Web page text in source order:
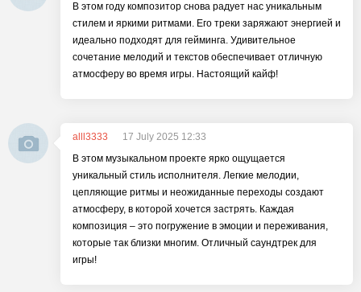
В этом году композитор снова радует нас уникальным
стилем и яркими ритмами. Его треки заряжают энергией и
идеально подходят для гейминга. Удивительное
сочетание мелодий и текстов обеспечивает отличную
атмосферу во время игры. Настоящий кайф!
alll3333
17 July 2025 12:33
В этом музыкальном проекте ярко ощущается
уникальный стиль исполнителя. Легкие мелодии,
цепляющие ритмы и неожиданные переходы создают
атмосферу, в которой хочется застрять. Каждая
композиция – это погружение в эмоции и переживания,
которые так близки многим. Отличный саундтрек для
игры!